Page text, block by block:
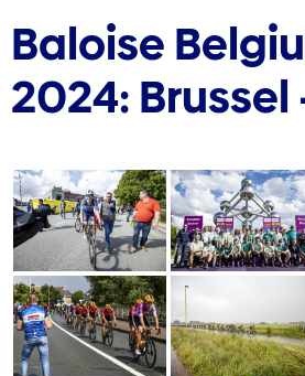
Baloise
2024: Brussel